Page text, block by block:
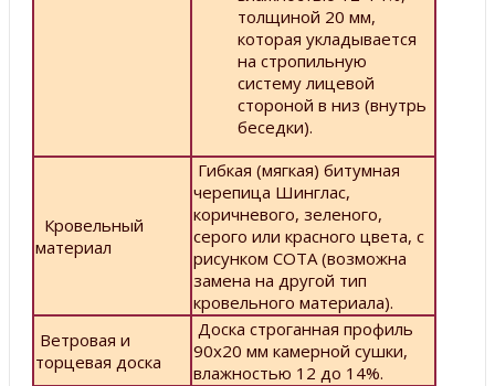
толщиной 20 мм,
которая укладывается
на стропильную
систему лицевой
стороной в низ (внутрь
беседки).
Кровельный
материал
Гибкая (мягкая) битумная
черепица Шинглас,
коричневого, зеленого,
серого или красного цвета, с
рисунком СОТА (возможна
замена на другой тип
кровельного материала).
Ветровая и
торцевая доска
Доска строганная профиль
90х20 мм камерной сушки,
влажностью 12 до 14%.